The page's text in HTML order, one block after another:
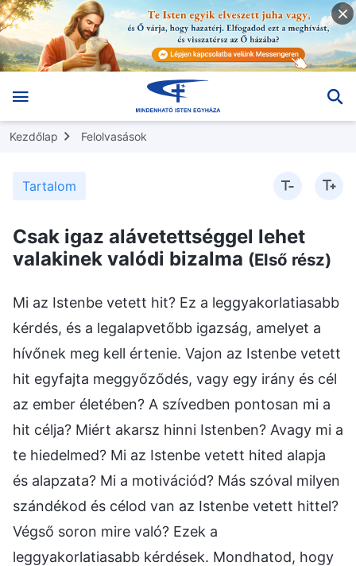
Kezdőlap Felolvasások
Tartalom
Csak igaz alávetettséggel lehet
valakinek valódi bizalma (Első rész)
Mi az Istenbe vetett hit? Ez a leggyakorlatiasabb kérdés, és a legalapvetőbb igazság, amelyet a hívőnek meg kell értenie. Vajon az Istenbe vetett hit egyfajta meggyőződés, vagy egy irány és cél az ember életében? A szívedben pontosan mi a hit célja? Miért akarsz hinni Istenben? Avagy mi a te hiedelmed? Mi az Istenbe vetett hited alapja és alapzata? Mi a motivációd? Más szóval milyen szándékod és célod van az Istenbe vetett hittel? Végső soron mire való? Ezek a leggyakorlatiasabb kérdések. Mondhatod, hogy az emberek azért hisznek Istenben és azért fogadják el Őt, hogy áldásokat kapjanak. Az emberek azért hisznek Istenben, hogy legyen miben reménykedniük, legyen mi után vágyódniuk, és legyen mire törekedniük a gondolat és a szellem birodalmában. Eredetileg ez a szándék húzódik meg minden ember Istenbe vetett hite mögött. Ám miután az emberek eljutnak az Istenbe vetett hithez, miután kapcsolatba kerülnek Isten szavaival, az igazsággal, Isten munkájával, valamint mindenféle emberekkel, eseményekkel és dolgokkal Isten szuverenitása alatt, akkor öntudatlanul megváltoznak a hitről alkotott nézeteik, és bizonyos megértésre tesznek szert az igazságról. Csak ekkor ismerik fel, hogy az Istenbe vetett hit lehetővé teszi számukra az igazság elnyerését, hogy a hit nagyon is jelentőségteljes, hogy a hit valóban sok tekintetben meg tudja változtatni az embereket és végső soron meg tudja oldani az emberi romlottság problémáját. Az Istenbe vetett hithez ki kell derítened az alábbi kérdéseket: Miért hisznek az emberek Istenben? Mi az Istenbe vetett hit célja? Mi motiválja az Istenbe vetett hitet? Eredetileg miből indul ki az Istenbe vetett hit vágya és törekvése? Mennyire gondoltatok már bele ezekbe a kérdésekbe? Vannak helyes válaszaitok? (Először azért hittem Istenben, mert áldásokat szerettem volna kapni. Némi Isten szavaiból eredő ítélet és fenyítés megtapasztalása után láttam, hogy csupán áldásokra törekszem, és valójában nem rendelkezem lelkiismerettel, illetve értelemmel, és túlságosan önző vagyok. Éreztem, hogy mélységesen megrontott a Sátán, így hát szerettem volna olyasvalaki lenni, akinek van lelkiismerete és értelme, olyasvalaki, aki el tudja foglalni a teremtett lényt megillető helyet és követni tudja Istent. Jelenleg csupán ezzel a csekély tudással rendelkezem.) Amikor az emberek hinni kezdenek Istenben, mindig kegyelmet akarnak nyerni, áldásokat és előnyöket akarnak nyerni, ki akarják elégíteni a szellem vagy a hús-vér test különböző igényeit és vágyait. A hitük kezdete óta, amikor ezen dolgokra törekedtek, már sokat szenvedtek, és mostanra értik, hogy a hit jelentősége meghaladja ezeket a dolgokat. A hit jelentősége túlságosan mélyreható, túlságosan gyakorlati, és az általuk kapott előnyökből túlságosan sok van ahhoz, hogy néhány szóban össze lehessen foglalni. Az embernek az Istenbe vetett hitében először meg kell oldania az ember romlott beállítottságának és bűnének a problémáit, valamint szert kell tennie az alávetettségre és Isten ismeretére. Csak ily módon vethetjük le a saját romlott beállítottságunkat és menekülhetünk meg a Sátán befolyásától, hogy teljes mértékben Istenhez forduljunk. Az Istenbe vetett hit és Isten követésének a célja az, hogy elnyerjük Istentől az igazságot és az életet, végső soron olyan emberré válva, aki összhangban van Isten szándékaival, és képes alávetni magát Istennek és imádni Őt. Ez a hit igazi jelentése. Ha megnézzük, hogy az emberek mit értenek a hit alatt, akkor láthatjuk, hogy a hitre vonatkozó nézeteik, a szándékaik és a motivációik nagy változáson mentek át. Mi idézte elő ezt a változást? (Annak eredménye ez, hogy Isten kifejezésre juttatta az igazságot, és mindazon munkáé, amelyet az embereken végzett.) Így van. Ez a változás nem csupán az idő múlásának az eredménye, és senki nem is erőltette rád, és nem valamely vallási tanítás befolyása vagy mételye ez, még kevésbé a szívjóságod indította a Mennyet arra, hogy jobb, emberibb emberré változtasson téged. Ezek mind emberi elképzelések és képzelődések. Tulajdonképpen az emberek által elnyert leginkább gyakorlati haszon az, hogy Isten szavainak útmutatásával, Isten szavai által öntözve és terelgetve megértik az igazságot és megértik Isten szándékait, világosan tudják látni az emberek közötti sötétséget és gonoszságot, és nagyban megváltoznak az elgondolásaik és a nézeteik. Mi idézi elő ezeket a változásokat? Annak eredménye ez, hogy fokozatosan és apránként megtapasztalják Isten munkáját és Isten szavait. Nos, akkor mit foglalnak magukban ezek a változások? A hit legnagyobb dolgát foglalják magukban – az üdvösség dolgát. Ez az ember hitének legfőbb jelentősége. Tulajdonképpen az emberek nem igényelnek valami sok hitet. A céljuk egyszerűen az, hogy kegyelmet nyerjenek és békességet keressenek. Akkor ez átváltozik egy arra irányuló vágyra, hogy jó emberek legyenek, ne pedig rosszak, és végül csupán jó rendeltetési helyet akarnak kapni. Azonban ebben rejlik a legnagyobb kérdés: Milyen hatást akar Isten valójában elérni az ítélő, megtisztító, és az emberek számára üdvösséget hozó munkájával? Ezt kellene megérteniük az embereknek. Ha Isten munkája az emberek megmentése, akkor vajon mit használ fel Ő ezen üdvösség megvalósításához? Azt, ahogyan az emberek megértik az igazságot és az Ő szavait, aztán pedig ahogyan megtapasztalják az ítéletet és a fenyítést, a próbatételeket és finomításokat, megszabadítva őket a bűntől és a Sátán befolyásától. Végül is mi az emberek hitének végső jelentősége? Egyszerűen fogalmazva az, hogy meg legyenek mentve. És mi az üdvösség jelentősége? Szeretném, ha ezt mindannyian átgondolnátok, és megmondanátok nekem, hogy valójában mit jelent megmentve lenni. (Azt jelenti, hogy ki tudunk törni a Sátán befolyása alól, teljes mértékben Istenhez tudunk fordulni, és végső soron életben tudunk maradni.) (Azok az emberek, akik a Sátán hatalma alatt élnek, megérdemlik a halált, azonban azok, akiket megment az, hogy megtapasztalják Isten munkáját, nem fognak meghalni.) Ezt mindannyian értitek, és a doktrína szintjén el tudjátok magyarázni, de egyszerűen nem tudjátok, valójában mit jelent megmentve lenni. Vajon a megmentettség a romlott beállítottságotok levetése? Vajon megmentve lenni azt jelenti, hogy nem hazudsz, hogy becsületes ember vagy, és többé már nem lázadsz Isten ellen? Milyenek az emberek, miután meg lettek mentve? Egyszerűen szólva, ha meg vagy mentve, az azt jelenti, hogy képes leszel tovább élni, hogy visszahozatsz az életbe. Egykor bűnben éltél, és a halál felé tartottál – Isten szemével nézve halott ember voltál. Mi alapján mondom ezt? Kinek a hatalma alatt élnek az emberek, mielőtt szert tennének az üdvösségre? (A Sátán hatalma alatt.) És mire hagyatkoznak az emberek, ha a Sátán hatalma alatt élnek? A sátáni természetükre és a romlott beállítottságaikra hagyatkozva élnek. Akkor vajon az egész lényük – a hús-vér testük, és minden egyéb aspektusuk, például a lelkük és a gondolataik – élő vagy halott? Isten szempontjából halottak ők, járkáló tetemek. A felszínen úgy tűnik, hogy lélegzel és gondolkozol, azonban gonosz, Isten ellen szegülő, Isten ellen lázadó minden, amire szüntelenül gondolsz, minden gondolatod olyan, amelyet Isten gyűlöl, utál és elmarasztal. Isten szemében nem csupán a hús-vér testhez, hanem teljes mértékben a Sátánhoz és az ördögökhöz tartoznak mindezek a dolgok. Vajon akkor Isten szemében egyáltalán emberi a romlott emberiség? Nem, nem emberek ők, hanem vadállatok, ördögök és Sátánok – élő Sátánok! Az emberek mind a Sátán természete szerint élnek, és Isten emberi testbe öltözött élő Sátánoknak, emberbőrbe bújt ördögöknek látja őket. Isten járkáló tetemeknek, halottaknak minősíti az ilyen embereket. Isten most az üdvösség munkáját végzi, ami azt jelenti, hogy fogja a Sátán romlott természete és romlott lényege szerint élő, járkáló tetemeket – a halottakat –, és élő emberekké teszi őket. Ez a megmentettség jelentősége. Az emberek azért hisznek Istenben, hogy meg legyenek mentve – mit jelent megmentve lenni? Amikor elérik Isten üdvösségét, akkor a holtak élőkké válnak. Egykor a Sátánhoz tartoztak, halálra voltak szánva, azonban most Istenhez tartozó emberekként életre keltek. Ha az emberek alá tudják magukat vetni Istennek, ismerik Őt, hódolattal meghajolnak Őelőtte, amikor Istenben hisznek és követik Őt, ha már nincs a szívükben ellenállás és lázadó mivolt, ha már nem szegülnek szembe Ővele, illetve támadják meg Őt, és valóban alá tudják vetni magukat Őneki, Isten szemében akkor igazi élő emberek ők. Vajon élő ember az, aki csupán szavakban ismeri el Istent? (Nem.) Akkor hát milyen ember az élő ember? Melyek az élő emberek valóságai? Mivel kell rendelkezniük az élő embereknek? Mondjátok el nekem a véleményeteket! (Azok az élő emberek, akik el tudják fogadni az igazságot. Amikor az emberek ideológiai nézetei és a dolgokra vonatkozó nézetei megváltoznak és összhangba kerülnek Isten szavával, akkor élő emberek ők.) (Az élő emberek azok, akik megértik az igazságot és gyakorolni tudják az igazságot.) (Élő ember az, aki Jóbhoz hasonlóan féli Istent és kerüli a rosszat.) (Azok az élő emberek, akik ismerik Istent, akik Isten szavai szerint tudnak élni, és meg tudják élni az igazságvalóságot.) Mindannyian egyfajta megnyilvánulásról beszéltetek. Ahhoz, hogy valaki végső soron meg legyen mentve és élő emberré váljon, legalább arra képesnek kell lennie, hogy megszívlelje Isten szavait, és a lelkiismeret és az értelem szavait szólja, valamint gondolkodnia kell, élesen kell látnia, képesnek kell lennie az igazság megértésére és gyakorlására, arra, hogy alávesse magát Istennek és imádja Őt. Ilyen az igazi élő ember. Mi az, amin gyakran gondolkoznak és amit gyakran tesznek az élő emberek? Tehetik egy kicsit azt, ami a normális emberek dolga. Elsősorban jól teljesítik a kötelességeiket, valamint félik Istent és kerülik a rosszat abban, amire gondolnak és amit felfednek, amit rendszerint mondanak és tesznek. Ez a természete annak, amin gyakran gondolkoznak és amit gyakran tesznek. Egy kicsit pontosabb